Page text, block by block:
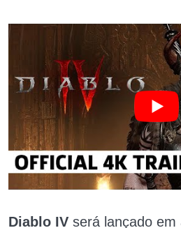
Diablo IV será lançado